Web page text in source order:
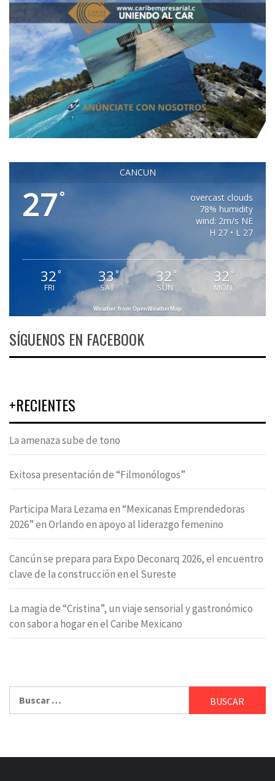
CANCUN
27°
overcast clouds
78% humidity
wind: 2m/s NE
H 27 • L 27
32°
FRI
33°
SAT
32 °
SUN
32 °
MON
Weather from OpenWeatherMap
SÍGUENOS EN FACEBOOK
+RECIENTES
La amenaza sube de tono
Exitosa presentación de “Filmonólogos”
Participa Mara Lezama en “Mexicanas Emprendedoras
2026” en Orlando en apoyo al liderazgo femenino
Cancún se prepara para Expo Deconarq 2026, el encuentro
clave de la construcción en el Sureste
La magia de “Cristina”, un viaje sensorial y gastronómico
con sabor a hogar en el Caribe Mexicano